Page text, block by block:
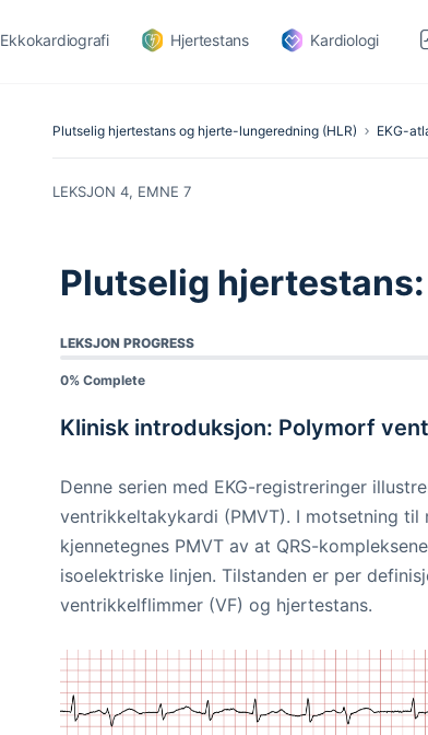
Ekkokardiografi Hjertestans Kardiologi
Plutselig hjertestans og hjerte-lungeredning (HLR) EKG-
LEKSJON 4, EMNE 7
Plutselig
LEKSJON PROGRESS
0% Complete
Klinisk introduksjon: Polymorf
Denne serien med EKG-registreringer
ventrikkeltakykardi (PMVT). I motsetning
kjennetegnes PMVT av at QRS-
isoelektriske linjen. Tilstanden er per
ventrikkelflimmer (VF) og hjertestans.